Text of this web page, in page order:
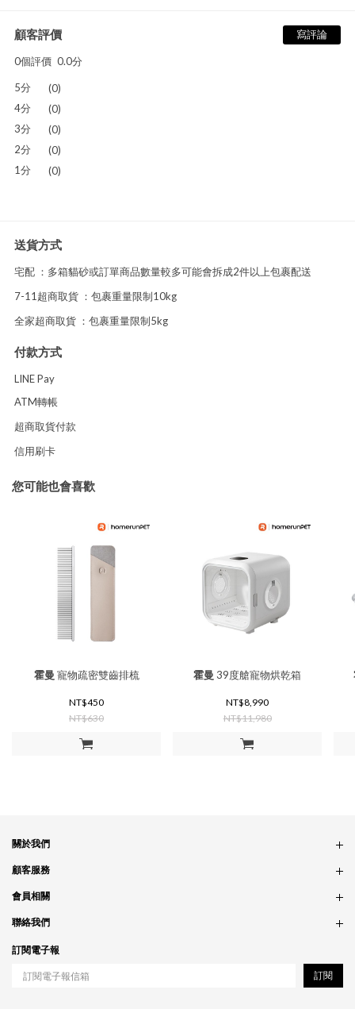
顧客評價
0個評價 0.0分
寫評論
5分
(0)
4分
(0)
3分
(0)
2分
(0)
1分
(0)
送貨方式
宅配 ：多箱貓砂或訂單商品數量較多可能會拆成2件以上包裹配送
7-11超商取貨 ：包裹重量限制10kg
全家超商取貨 ：包裹重量限制5kg
付款方式
LINE Pay
ATM轉帳
超商取貨付款
信用刷卡
您可能也會喜歡
加入購物車
霍曼 寵物疏密雙齒排梳
NT$450
NT$630
加入購物車
霍曼 39度艙寵物烘乾箱
NT$8,990
NT$11,980
關於我們
品牌故事
銷售據點
隱私政策
食品法規
顧客服務
訂單問題
付款問題
配送問題
退貨問題
會員相關
會員制度
紅利制度
聯絡我們
合作相關
工作職缺
訂閱電子報
訂閱